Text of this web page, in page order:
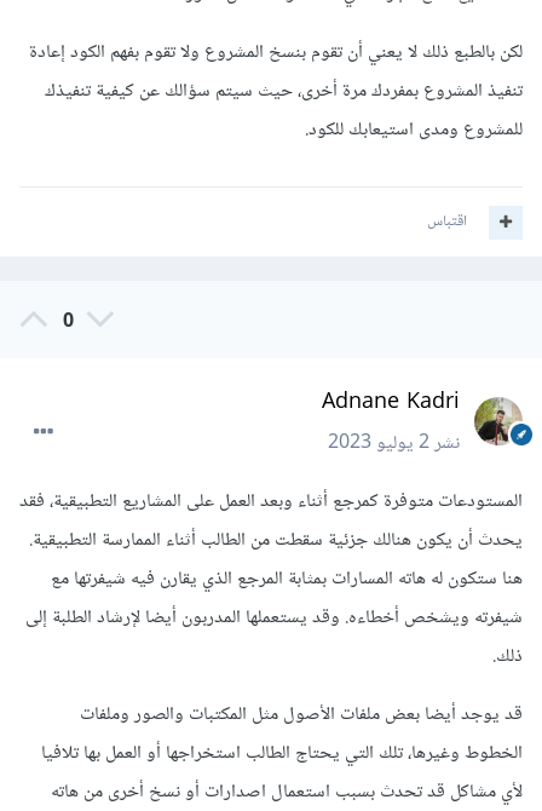
لكن بالطبع ذلك لا يعني أن تقوم بنسخ المشروع ولا تقوم بفهم الكود إعادة
تنفيذ المشروع بمفردك مرة أخرى، حيث سيتم سؤالك عن كيفية تنفيذك
للمشروع ومدى استيعابك للكود.
اقتباس
0
Adnane Kadri
نشر2 يوليو 2023
المستودعات متوفرة كمرجع أثناء وبعد العمل على المشاريع التطبيقية، فقد
يحدث أن يكون هنالك جزئية سقطت من الطالب أثناء الممارسة التطبيقية.
هنا ستكون له هاته المسارات بمثابة المرجع الذي يقارن فيه شيفرتها مع
شيفرته ويشخص أخطاءه. وقد يستعملها المدربون أيضا لإرشاد الطلبة إلى
ذلك.
قد يوجد أيضا بعض ملفات الأصول مثل المكتبات والصور وملفات
الخطوط وغيرها، تلك التي يحتاج الطالب استخراجها أو العمل بها تلافيا
لأي مشاكل قد تحدث بسبب استعمال اصدارات أو نسخ أخرى من هاته